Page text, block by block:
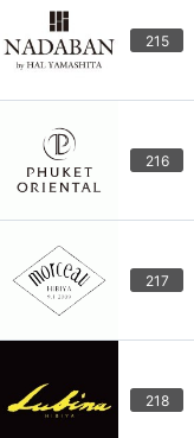
215
216
217
218